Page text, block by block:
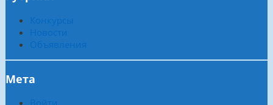
Конкурсы
Новости
Объявления
Мета